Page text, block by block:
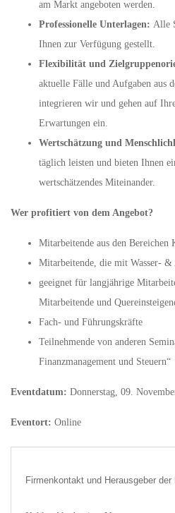
am Markt angeboten werden.
Professionelle Unterlagen: Alle
Ihnen zur Verfügung gestellt.
Flexibilität und
aktuelle Fälle und Aufgaben aus
integrieren wir und gehen auf
Erwartungen ein.
Wertschätzung und
täglich leisten und bieten Ihnen
wertschätzendes Miteinander.
Wer profitiert von dem Angebot?
Mitarbeitende aus den Bereichen
Mitarbeitende, die mit Wasser- &
geeignet für langjährige
Mitarbeitende und
Fach- und Führungskräfte
Teilnehmende von anderen
Finanzmanagement und Steuern“
Eventdatum: Donnerstag, 09.
Eventort: Online
Firmenkontakt und Herausgeber